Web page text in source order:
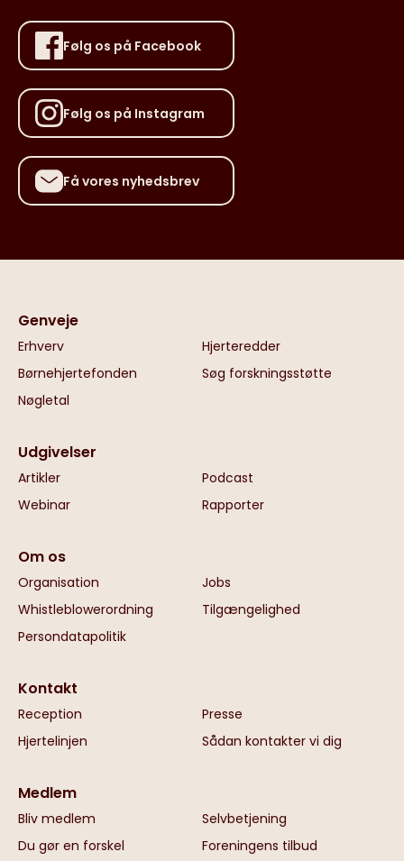
Følg os på Facebook
Følg os på Instagram
Få vores nyhedsbrev
Genveje
Erhverv
Hjerteredder
Børnehjertefonden
Søg forskningsstøtte
Nøgletal
Udgivelser
Artikler
Podcast
Webinar
Rapporter
Om os
Organisation
Jobs
Whistleblowerordning
Tilgængelighed
Persondatapolitik
Kontakt
Reception
Presse
Hjertelinjen
Sådan kontakter vi dig
Medlem
Bliv medlem
Selvbetjening
Du gør en forskel
Foreningens tilbud